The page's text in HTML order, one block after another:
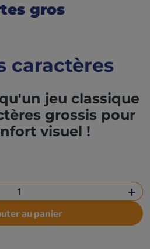
gros
caractères
jeu classique
grossis pour
visuel !

au panier